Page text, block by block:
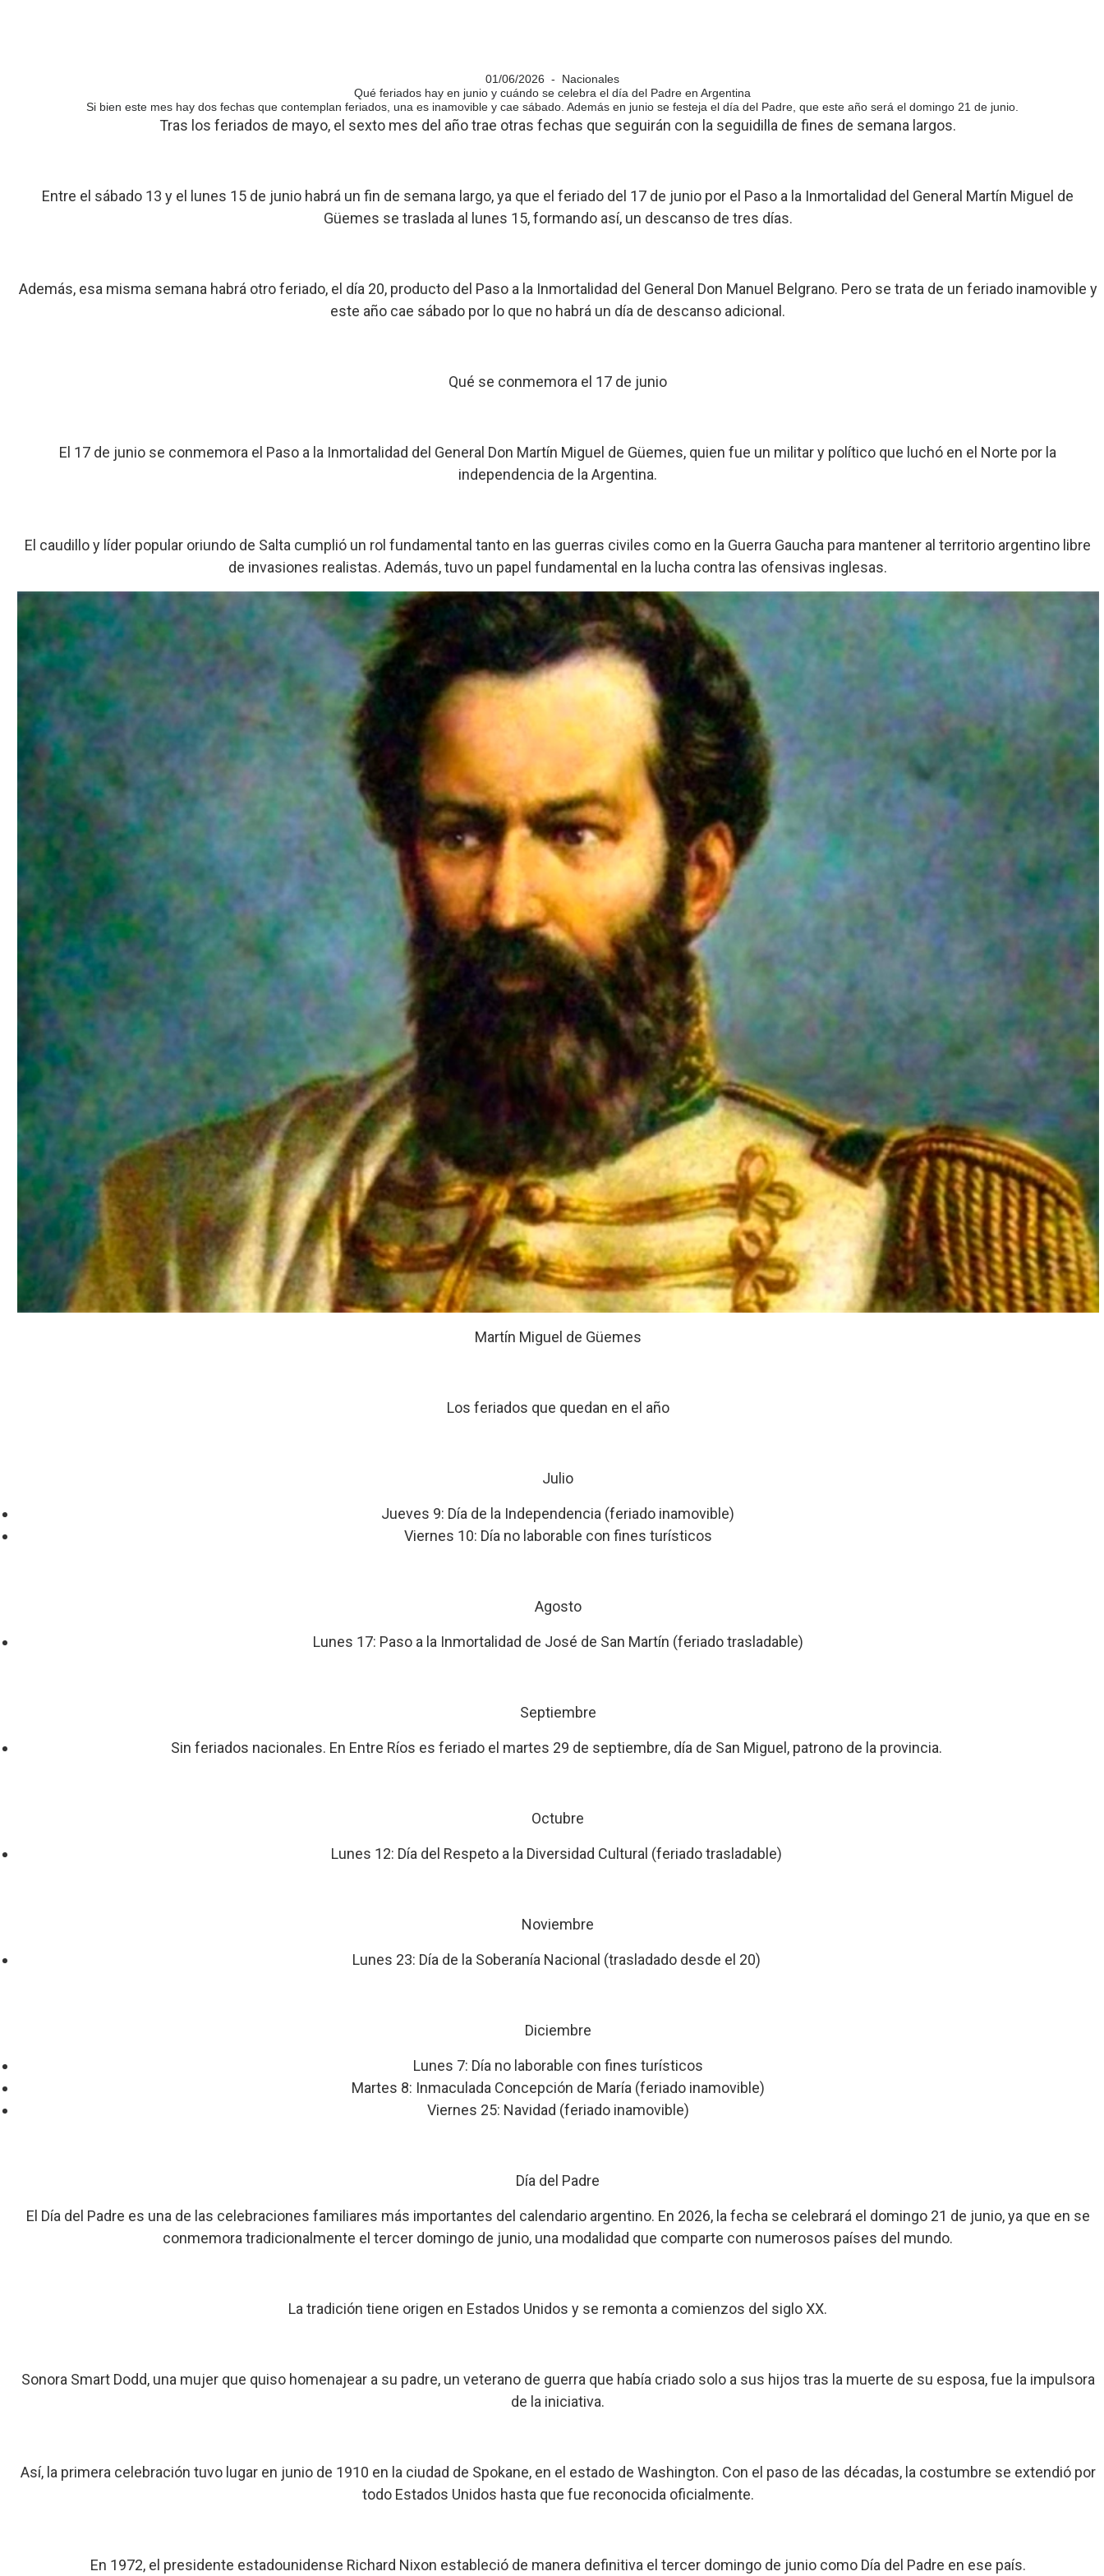
01/06/2026 - Nacionales
Qué feriados hay en junio y cuándo se celebra el día del Padre en Argentina
Si bien este mes hay dos fechas que contemplan feriados, una es inamovible y cae sábado. Además en junio se festeja el día del Padre, que este año será el domingo 21 de junio.
Tras los feriados de mayo, el sexto mes del año trae otras fechas que seguirán con la seguidilla de fines de semana largos.
Entre el sábado 13 y el lunes 15 de junio habrá un fin de semana largo, ya que el feriado del 17 de junio por el Paso a la Inmortalidad del General Martín Miguel de
Güemes se traslada al lunes 15, formando así, un descanso de tres días.
Además, esa misma semana habrá otro feriado, el día 20, producto del Paso a la Inmortalidad del General Don Manuel Belgrano. Pero se trata de un feriado inamovible y
este año cae sábado por lo que no habrá un día de descanso adicional.
Qué se conmemora el 17 de junio
El 17 de junio se conmemora el Paso a la Inmortalidad del General Don Martín Miguel de Güemes, quien fue un militar y político que luchó en el Norte por la
independencia de la Argentina.
El caudillo y líder popular oriundo de Salta cumplió un rol fundamental tanto en las guerras civiles como en la Guerra Gaucha para mantener al territorio argentino libre
de invasiones realistas. Además, tuvo un papel fundamental en la lucha contra las ofensivas inglesas.
Martín Miguel de Güemes
Los feriados que quedan en el año
Julio
Jueves 9: Día de la Independencia (feriado inamovible)
Viernes 10: Día no laborable con fines turísticos
Agosto
Lunes 17: Paso a la Inmortalidad de José de San Martín (feriado trasladable)
Septiembre
Sin feriados nacionales. En Entre Ríos es feriado el martes 29 de septiembre, día de San Miguel, patrono de la provincia.
Octubre
Lunes 12: Día del Respeto a la Diversidad Cultural (feriado trasladable)
Noviembre
Lunes 23: Día de la Soberanía Nacional (trasladado desde el 20)
Diciembre
Lunes 7: Día no laborable con fines turísticos
Martes 8: Inmaculada Concepción de María (feriado inamovible)
Viernes 25: Navidad (feriado inamovible)
Día del Padre
El Día del Padre es una de las celebraciones familiares más importantes del calendario argentino. En 2026, la fecha se celebrará el domingo 21 de junio, ya que en se
conmemora tradicionalmente el tercer domingo de junio, una modalidad que comparte con numerosos países del mundo.
La tradición tiene origen en Estados Unidos y se remonta a comienzos del siglo XX.
Sonora Smart Dodd, una mujer que quiso homenajear a su padre, un veterano de guerra que había criado solo a sus hijos tras la muerte de su esposa, fue la impulsora
de la iniciativa.
Así, la primera celebración tuvo lugar en junio de 1910 en la ciudad de Spokane, en el estado de Washington. Con el paso de las décadas, la costumbre se extendió por
todo Estados Unidos hasta que fue reconocida oficialmente.
En 1972, el presidente estadounidense Richard Nixon estableció de manera definitiva el tercer domingo de junio como Día del Padre en ese país.